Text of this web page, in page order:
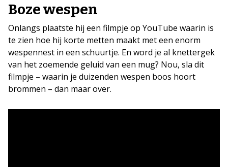
Boze wespen
Onlangs plaatste hij een filmpje op YouTube waarin is
te zien hoe hij korte metten maakt met een enorm
wespennest in een schuurtje. En word je al knettergek
van het zoemende geluid van een mug? Nou, sla dit
filmpje – waarin je duizenden wespen boos hoort
brommen – dan maar over.